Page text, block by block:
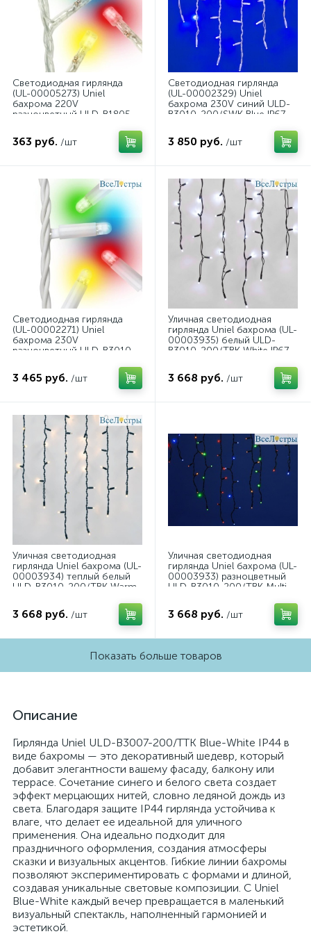
Светодиодная гирлянда
(UL-00005273) Uniel
бахрома 220V
разноцветный ULD-B1805-
363 руб. /шт
Светодиодная гирлянда
(UL-00002329) Uniel
бахрома 230V синий ULD-
B3010-200/SWK Blue IP67
3 850 руб. /шт
Светодиодная гирлянда
(UL-00002271) Uniel
бахрома 230V
разноцветный ULD-B3010-
3 465 руб. /шт
Уличная светодиодная
гирлянда Uniel бахрома (UL-
00003935) белый ULD-
B3010-200/TBK White IP67
3 668 руб. /шт
Уличная светодиодная
гирлянда Uniel бахрома (UL-
00003934) теплый белый
ULD-B3010-200/TBK Warm
3 668 руб. /шт
Уличная светодиодная
гирлянда Uniel бахрома (UL-
00003933) разноцветный
ULD-B3010-200/TBK Multi
3 668 руб. /шт
Показать больше товаров
Описание
Гирлянда Uniel ULD-B3007-200/TTK Blue-White IP44 в
виде бахромы — это декоративный шедевр, который
добавит элегантности вашему фасаду, балкону или
террасе. Сочетание синего и белого света создает
эффект мерцающих нитей, словно ледяной дождь из
света. Благодаря защите IP44 гирлянда устойчива к
влаге, что делает ее идеальной для уличного
применения. Она идеально подходит для
праздничного оформления, создания атмосферы
сказки и визуальных акцентов. Гибкие линии бахромы
позволяют экспериментировать с формами и длиной,
создавая уникальные световые композиции. С Uniel
Blue-White каждый вечер превращается в маленький
визуальный спектакль, наполненный гармонией и
эстетикой.